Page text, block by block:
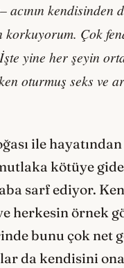
kendisinden
korkuyorum. Çok
yine her şeyin
oturmuş seks ve
ile
kötüye
sarf ediyor.
herkesin örnek
bunu çok net
da kendisini